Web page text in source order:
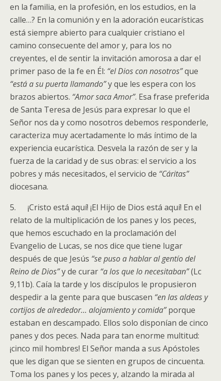
en la familia, en la profesión, en los estudios, en la
calle…? En la comunión y en la adoración eucarísticas
está siempre abierto para cualquier cristiano el
camino consecuente del amor y, para los no
creyentes, el de sentir la invitación amorosa a dar el
primer paso de la fe en Él: “el Dios con nosotros”que
“está a su puerta llamando”y que les espera con los
brazos abiertos. “Amor saca Amor”. Esa frase preferida
de Santa Teresa de Jesús para expresar lo que el
Señor nos da y como nosotros debemos responderle,
caracteriza muy acertadamente lo más íntimo de la
experiencia eucarística. Desvela la razón de ser y la
fuerza de la caridad y de sus obras: el servicio a los
pobres y más necesitados, el servicio de “Cáritas”
diocesana.
5. ¡Cristo está aquí! ¡El Hijo de Dios está aquí! En el
relato de la multiplicación de los panes y los peces,
que hemos escuchado en la proclamación del
Evangelio de Lucas, se nos dice que tiene lugar
después de que Jesús “se puso a hablar al gentío del
Reino de Dios”y de curar “a los que lo necesitaban”(Lc
9,11b). Caía la tarde y los discípulos le propusieron
despedir a la gente para que buscasen “en las aldeas y
cortijos de alrededor… alojamiento y comida”porque
estaban en descampado. Ellos solo disponían de cinco
panes y dos peces. Nada para tan enorme multitud:
¡cinco mil hombres! El Señor manda a sus Apóstoles
que les digan que se sienten en grupos de cincuenta.
Toma los panes y los peces y, alzando la mirada al